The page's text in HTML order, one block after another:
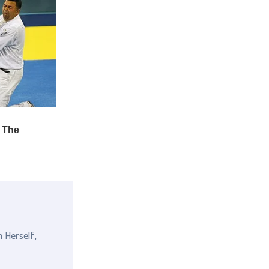
Herself,